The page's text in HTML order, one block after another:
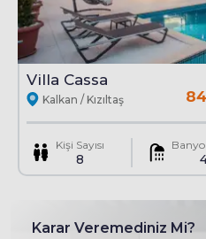
Villa Cassa
Kalkan / Kızıltaş
Kişi Sayısı
8
Banyo
Karar Veremediniz Mi?